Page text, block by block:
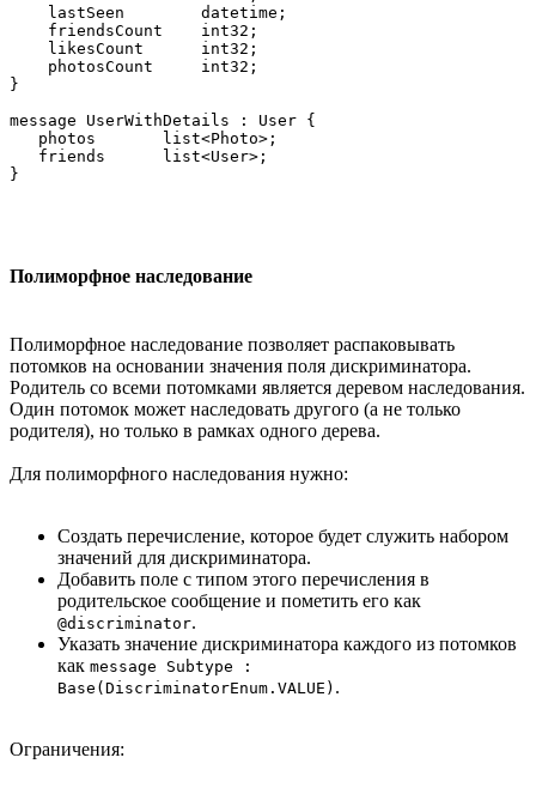
    lastSeen        datetime;
    friendsCount    int32;
    likesCount      int32;
    photosCount     int32;
}
message UserWithDetails : User {
   photos       list<Photo>;
   friends      list<User>;
Полиморфное наследование
Полиморфное наследование позволяет распаковывать
потомков на основании значения поля дискриминатора.
Родитель со всеми потомками является деревом наследования.
Один потомок может наследовать другого (а не только
родителя), но только в рамках одного дерева.
Для полиморфного наследования нужно:
Создать перечисление, которое будет служить набором
значений для дискриминатора.
Добавить поле с типом этого перечисления в
родительское сообщение и пометить его как
@discriminator.
Указать значение дискриминатора каждого из потомков
как message Subtype :
Base(DiscriminatorEnum.VALUE) .
Ограничения: